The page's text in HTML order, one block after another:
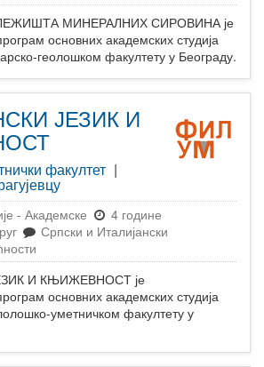
МИНЕРАЛНИХ СИРОВИНА је
основних академских студија
геолошком факултету у Београду.
ЈЕЗИК И
факултет |
- Академске
4 године
Српски и Италијански
И КЊИЖЕВНОСТ је
основних академских студија
уметничком факултету у